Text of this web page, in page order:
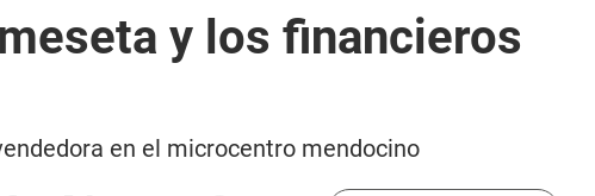
y los financieros
en el microcentro mendocino